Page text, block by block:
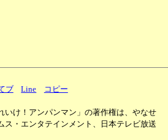
ブ Line コピー
いけ！アンパンマン」の著作権は、やなせ
ス・エンタテインメント、日本テレビ放送